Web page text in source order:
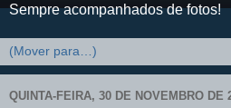
Sempre acompanhados de fotos!
QUINTA-FEIRA, 30 DE NOVEMBRO DE